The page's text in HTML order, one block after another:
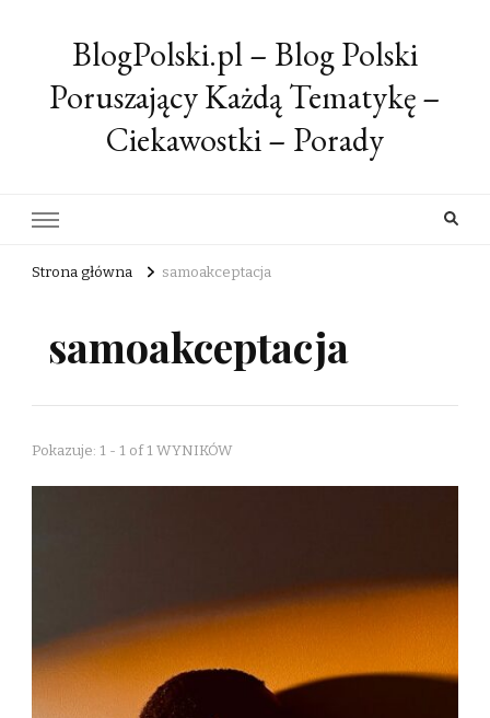
BlogPolski.pl – Blog Polski
Poruszający Każdą Tematykę –
Ciekawostki – Porady
Strona główna samoakceptacja
samoakceptacja
Pokazuje: 1 - 1 of 1 WYNIKÓW